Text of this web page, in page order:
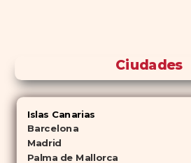
Ciudades
Islas Canarias
Barcelona
Madrid
Palma de Mallorca